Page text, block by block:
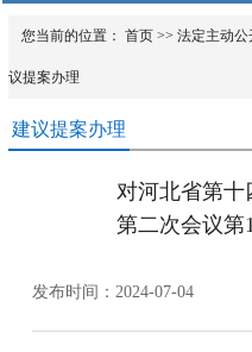
您当前的位置： 首页 >> 法定主动公
议提案办理
建议提案办理
对河北省第十
第二次会议第
发布时间：2024-07-04